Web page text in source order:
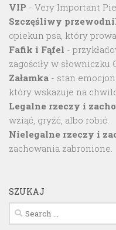
VIP - Very Important
Szczęśliwy
opiekun psa, który
Fafik i Fąfel -
zagościły w słowniczku
Załamka - stan
który wskazuje na
Legalne rzeczy i
wziąć, gryźć, albo robić.
Nielegalne rzeczy i
zachowania zabronione.
SZUKAJ
Search
for: